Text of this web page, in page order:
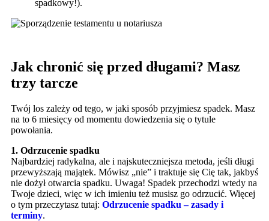
spadkowy!).
Jak chronić się przed długami? Masz
trzy tarcze
Twój los zależy od tego, w jaki sposób przyjmiesz spadek. Masz
na to 6 miesięcy od momentu dowiedzenia się o tytule
powołania.
1. Odrzucenie spadku
Najbardziej radykalna, ale i najskuteczniejsza metoda, jeśli długi
przewyższają majątek. Mówisz „nie” i traktuje się Cię tak, jakbyś
nie dożył otwarcia spadku. Uwaga! Spadek przechodzi wtedy na
Twoje dzieci, więc w ich imieniu też musisz go odrzucić. Więcej
o tym przeczytasz tutaj: Odrzucenie spadku – zasady i
terminy.